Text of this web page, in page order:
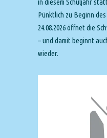
in diesem Schuljahr
Pünktlich zu Beginn
24.08.2026 öffnet die
– und damit beginnt
wieder.